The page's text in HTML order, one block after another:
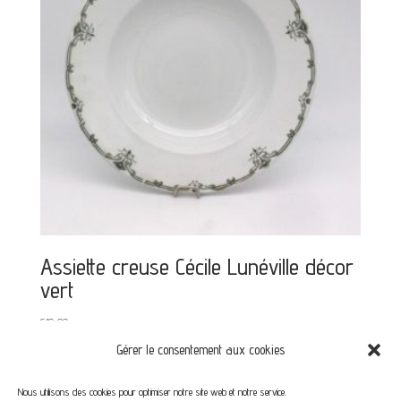
Gérer le consentement aux cookies
Nous utilisons des cookies pour optimiser notre site web et notre service.
Assiette creuse Cécile Lunéville décor
vert
€10,00